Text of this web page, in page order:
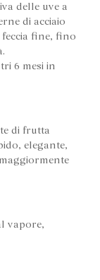
delle uve a
di acciaio
fine, fino
6 mesi in
di frutta
elegante,
vapore,